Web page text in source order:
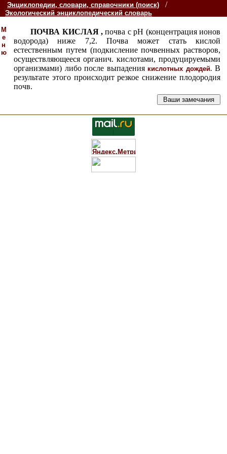
Энциклопедии, словари, справочники (поиск) /
Экологический энциклопедический словарь
М
е
н
ю
ПОЧВА КИСЛАЯ ,почва с рН (концентрация ионов
водорода) ниже 7,2. Почва может стать кислой
естественным путем (подкисление почвенных растворов,
осуществляющееся органич. кислотами, продуцируемыми
организмами) либо после выпадения кислотных дождей. В
результате этого происходит резкое снижение плодородия
почв.